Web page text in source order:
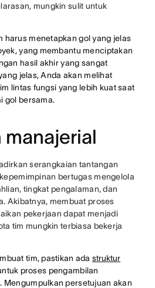
mungkin sulit untuk
harus menetapkan gol yang jelas
yang membantu menciptakan
hasil akhir yang sangat
jelas, Anda akan melihat
lintas fungsi yang lebih kuat saat
gol bersama.
manajerial
serangkaian tantangan
bertugas mengelola
tingkat pengalaman, dan
Akibatnya, membuat proses
pekerjaan dapat menjadi
tim mungkin terbiasa bekerja
tim, pastikan adastruktur
proses pengambilan
Mengumpulkan persetujuan akan